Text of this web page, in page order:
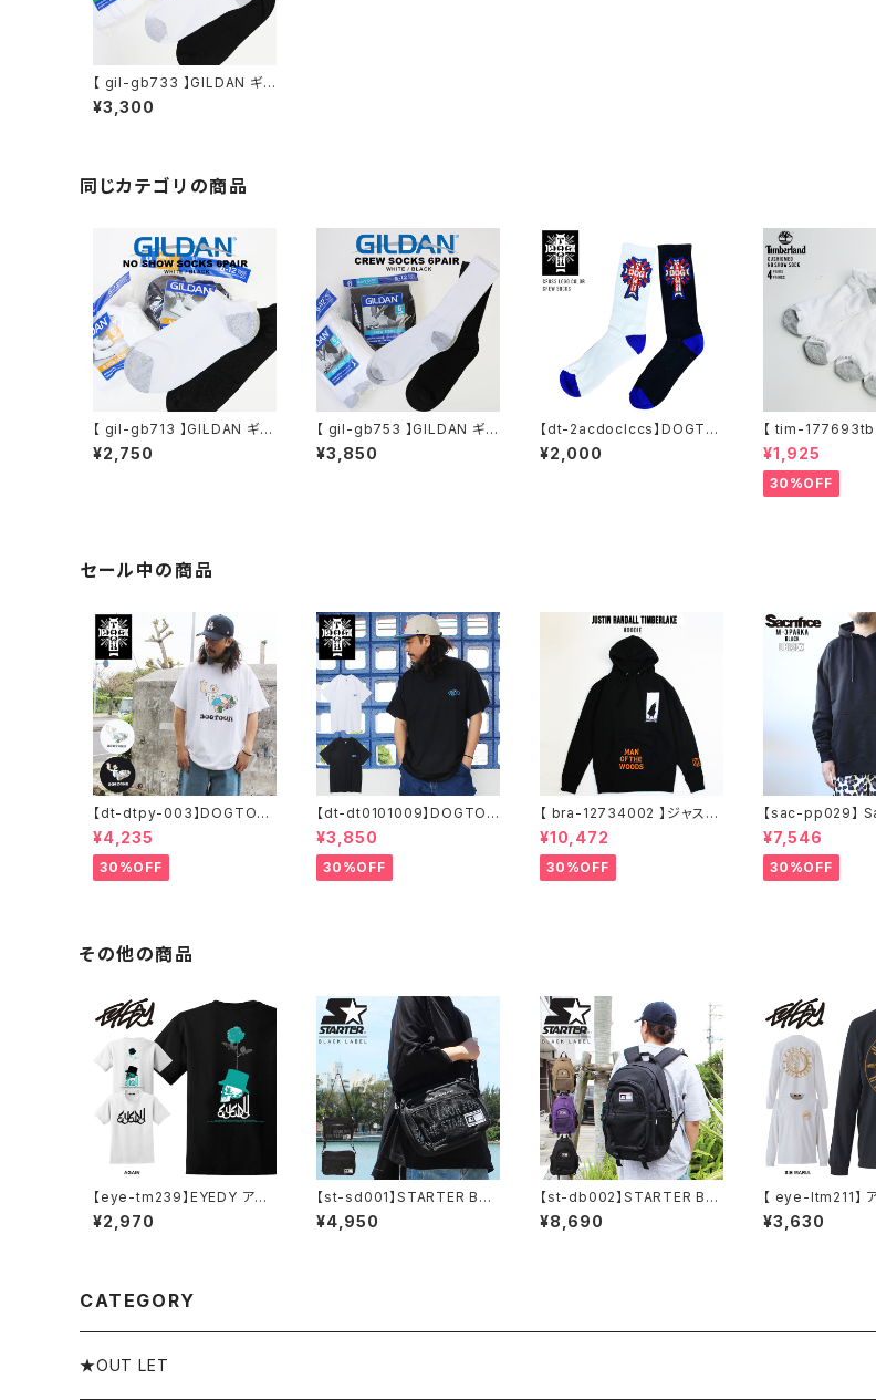
【 gil-gb733 】GILDAN ギル
ダン P6 MENS ANCKLE S
OCKS アンクルソックス ショ
¥3,300
同じカテゴリの商品
【 gil-gb713 】GILDAN ギル
ダン 6P MENS NO SHOW
SOCKS ショートソックス ジ
¥2,750
【 gil-gb753 】GILDAN ギル
ダン P6 MENS CREW SOC
KS クルーソックス ハイソック
¥3,850
【dt-2acdoclccs】DOGTO
WN ドッグタウン DOGTOW
N CREW SOCKS COLOR
¥2,000
【 tim-177693tb
and ティンバーラ
メンズ 4 Pair
o Show Sock 4
ョート丈 アンクル
¥1,925
30%OFF
セール中の商品
【dt-dtpy-003】DOGTOW
N ドッグタウン POPEYE SK
ATE S/S T-SHIRTS ポパイ
半袖 ショートスリーブT 大き
いサイズ 半袖 M L XL 大きめ
¥4,235
30%OFF
【dt-dt0101009】DOGTO
WN ドッグタウン D.T.S. PO
CKET S/S T-SHIRTS 半袖
ショートスリーブT 大きいサイ
ズ 半袖 M L XL 大きめ デザ
¥3,850
30%OFF
【 bra-12734002 】ジャステ
ィンティンバーレイク Justin
Randall Timberlake MAN
OF THE WOODS パーカー
フーディー アーティスト スウ
¥10,472
30%OFF
【sac-pp029】
クリファイス 大き
ンズ ユニセックス
パーカー 窓グラフ
M L XL XXL 2L
¥7,546
30%OFF
その他の商品
【eye-tm239】EYEDY アイ
ディー AGAIN ショートスリー
ブTシャツ 大きいサイズ WH
¥2,970
【st-sd001】STARTER BLA
CK LABEL (スターターブラッ
クレーベル) メッシュ ポケット
¥4,950
【st-db002】STARTER BL
ACK LABEL (スターターブラ
ックレーベル) メッシュポケッ
¥8,690
【 eye-ltm211】
YEDY JESUS ジ
グスリーブT ロン
¥3,630
CATEGORY
★OUT LET